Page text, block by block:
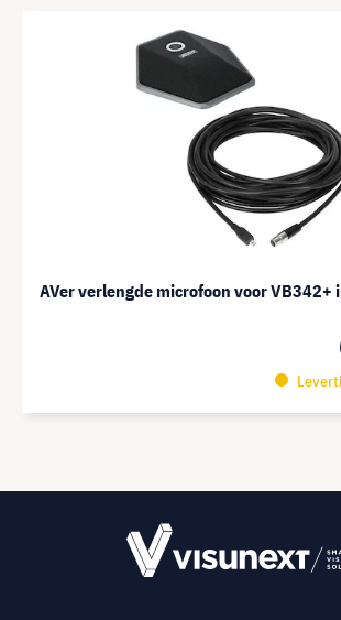
AVer verlengde microfoon voor VB342+